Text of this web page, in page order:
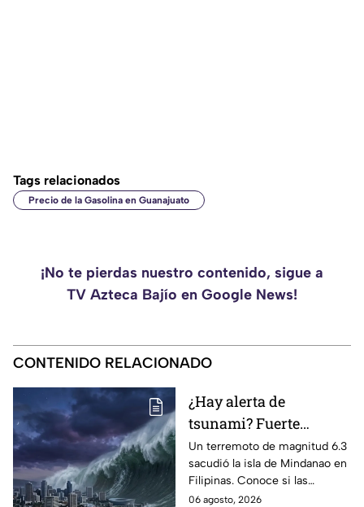
Tags relacionados
Precio de la Gasolina en Guanajuato
¡No te pierdas nuestro contenido, sigue a
TV Azteca Bajío en Google News!
CONTENIDO RELACIONADO
¿Hay alerta de
tsunami? Fuerte
terremoto de magnitud
6.3; esto es lo que se
sabe
Un terremoto de magnitud 6.3
sacudió la isla de Mindanao en
Filipinas. Conoce si las
autoridades activaron la alerta
06 agosto, 2026